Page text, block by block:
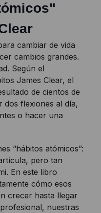
cambiar de vida
cambios grandes.
Según el
James Clear, el
de cientos de
dos flexiones al día,
o hacer una
“hábitos atómicos”:
pero tan
En este libro
cómo esos
crecer hasta llegar
nuestras